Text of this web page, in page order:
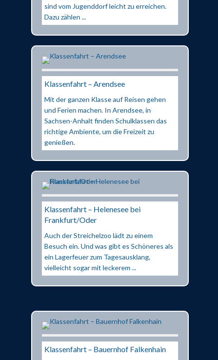
sind vom Jugenddorf leicht zu erreichen.
Dazu zählen ...
Klassenfahrt – Arendsee
Mit der ganzen Klasse auf Reisen gehen
und Ferien machen. In Arendsee, in
Sachsen-Anhalt finden Schulklassen das
richtige Ambiente, um die Freizeit zu
genießen.
Klassenfahrt – Helenesee bei
Frankfurt/Oder
Auch der Streichelzoo lädt zu einem
Besuch ein. Und was gibt es Schöneres als
ein Lagerfeuer zum Tagesausklang,
vielleicht sogar mit leckerem ...
Klassenfahrt – Bauernhof Falkenhain